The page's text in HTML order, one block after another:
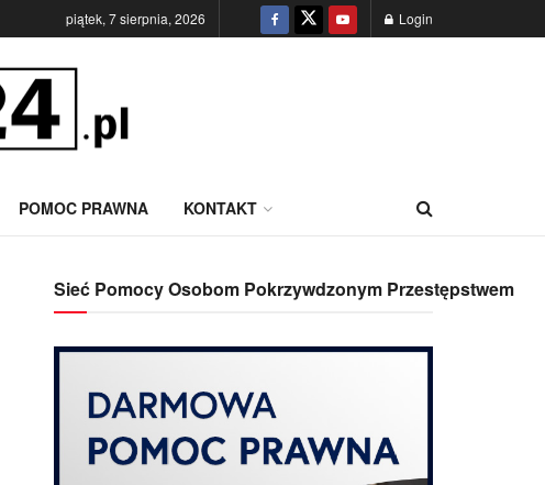
piątek, 7 sierpnia, 2026 Login
POMOC PRAWNA KONTAKT
Sieć Pomocy Osobom Pokrzywdzonym Przestępstwem